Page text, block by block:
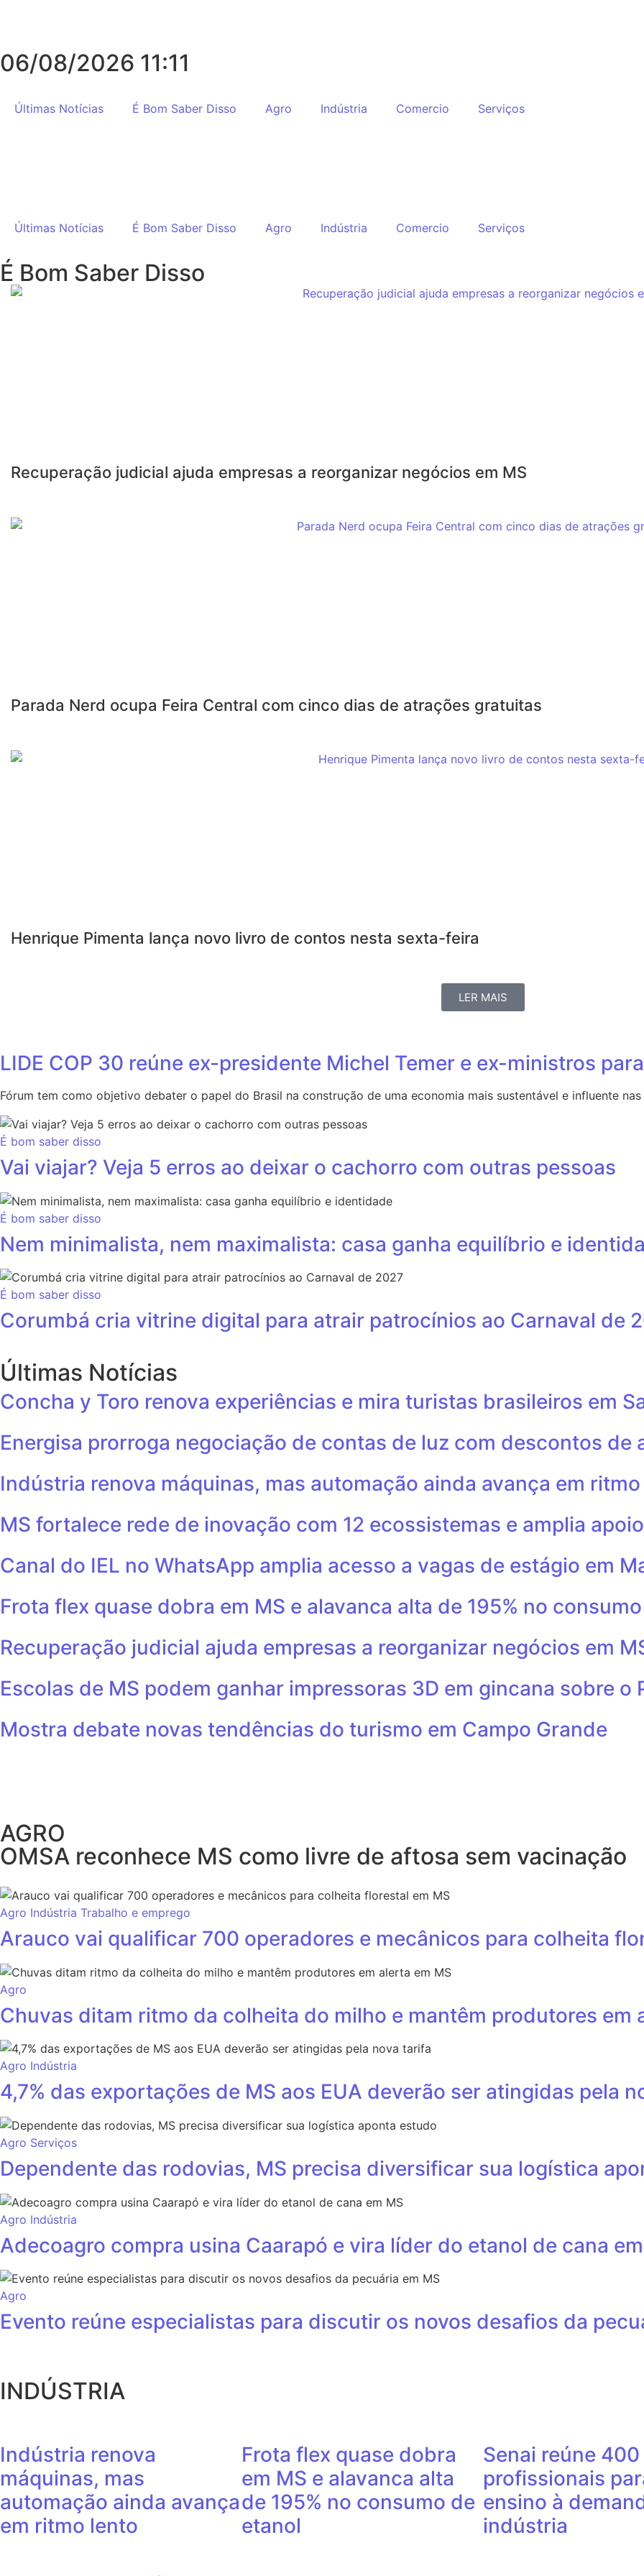
06/08/2026 11:11
Últimas Notícias É Bom Saber Disso Agro Indústria Comercio Serviços
Últimas Notícias É Bom Saber Disso Agro Indústria Comercio Serviços
É Bom Saber Disso
Recuperação judicial ajuda empresas a reorganizar negócios em MS
Parada Nerd ocupa Feira Central com cinco dias de atrações gratuitas
Henrique Pimenta lança novo livro de contos nesta sexta-feira
LER MAIS
LIDE COP 30 reúne ex-presidente Michel Temer e ex-ministros
Fórum tem como objetivo debater o papel do Brasil na construção de uma economia mais sustentável e influente
É bom saber disso
Vai viajar? Veja 5 erros ao deixar o cachorro com outras pessoas
É bom saber disso
Nem minimalista, nem maximalista: casa ganha equilíbrio e
É bom saber disso
Corumbá cria vitrine digital para atrair patrocínios ao Carnaval de
Últimas Notícias
Concha y Toro renova experiências e mira turistas brasileiros em
Energisa prorroga negociação de contas de luz com descontos de
Indústria renova máquinas, mas automação ainda avança em
MS fortalece rede de inovação com 12 ecossistemas e amplia
Canal do IEL no WhatsApp amplia acesso a vagas de estágio em
Frota flex quase dobra em MS e alavanca alta de 195% no
Recuperação judicial ajuda empresas a reorganizar negócios em
Escolas de MS podem ganhar impressoras 3D em gincana sobre o
Mostra debate novas tendências do turismo em Campo Grande
AGRO
OMSA reconhece MS como livre de aftosa sem vacinação
Agro Indústria Trabalho e emprego
Arauco vai qualificar 700 operadores e mecânicos para colheita
Agro
Chuvas ditam ritmo da colheita do milho e mantêm produtores em
Agro Indústria
4,7% das exportações de MS aos EUA deverão ser atingidas pela
Agro Serviços
Dependente das rodovias, MS precisa diversificar sua logística
Agro Indústria
Adecoagro compra usina Caarapó e vira líder do etanol de cana
Agro
Evento reúne especialistas para discutir os novos desafios da
INDÚSTRIA
Indústria renova
máquinas, mas
automação ainda avança
em ritmo lento
Frota flex quase dobra
em MS e alavanca alta
de 195% no consumo de
etanol
Senai reúne 400
profissionais
ensino à
indústria